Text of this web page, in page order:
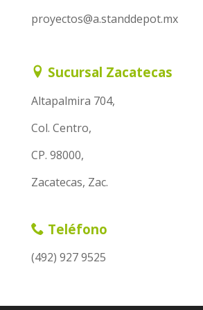
proyectos@a.standdepot.mx
Sucursal Zacatecas
Altapalmira 704,
Col. Centro,
CP. 98000,
Zacatecas, Zac.
Teléfono
(492) 927 9525